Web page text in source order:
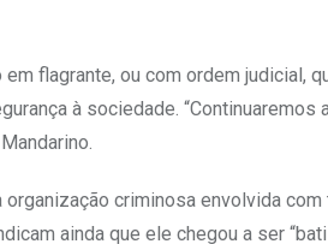
flagrante, ou com ordem judicial,
à sociedade. “Continuaremos
criminosa envolvida
ainda que ele chegou a ser